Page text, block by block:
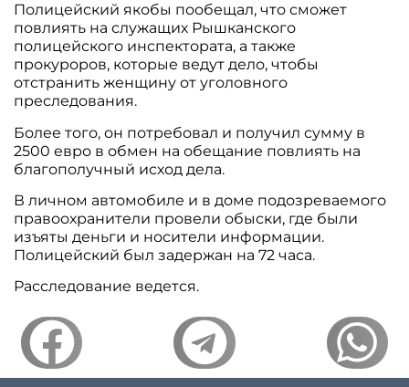
Полицейский якобы пообещал, что сможет
повлиять на служащих Рышканского
полицейского инспектората, а также
прокуроров, которые ведут дело, чтобы
отстранить женщину от уголовного
преследования.
Более того, он потребовал и получил сумму в
2500 евро в обмен на обещание повлиять на
благополучный исход дела.
В личном автомобиле и в доме подозреваемого
правоохранители провели обыски, где были
изъяты деньги и носители информации.
Полицейский был задержан на 72 часа.
Расследование ведется.